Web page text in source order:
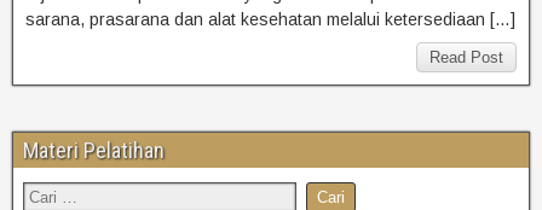
sarana, prasarana dan alat kesehatan melalui ketersediaan […]
Read Post
Materi Pelatihan